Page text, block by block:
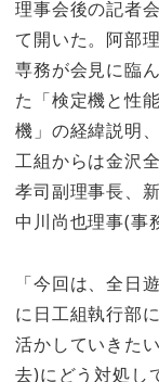
理事会後の記者
て開いた。阿部
専務が会見に臨
た「検定機と性
機」の経緯説明
工組からは金沢
孝司副理事長、
中川尚也理事(事
「今回は、全日
に日工組執行部
活かしていきた
去)にどう対処し